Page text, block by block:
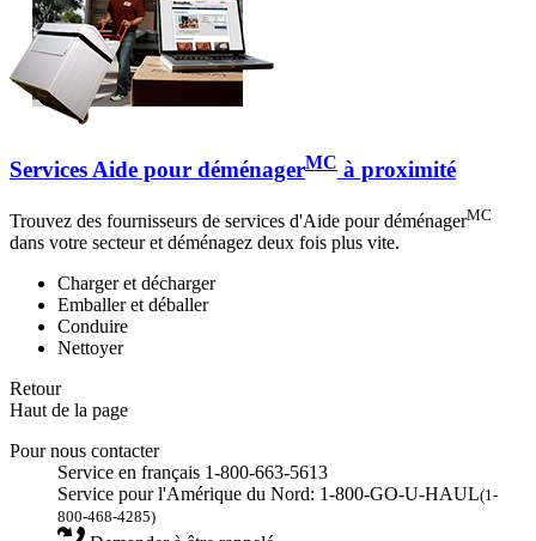
Services Aide pour déménagerMC à proximité
Trouvez des fournisseurs de services d'Aide pour déménagerMC
dans votre secteur et déménagez deux fois plus vite.
Charger et décharger
Emballer et déballer
Conduire
Nettoyer
Retour
Haut de la page
Pour nous contacter
Service en français 1-800-663-5613
Service pour l'Amérique du Nord: 1-800-GO-U-HAUL(1-
800-468-4285)